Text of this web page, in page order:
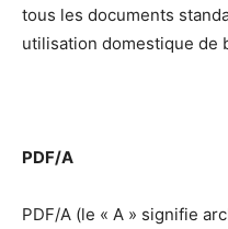
tous les documents
utilisation domestique de
PDF/A
PDF/A (le « A » signifie